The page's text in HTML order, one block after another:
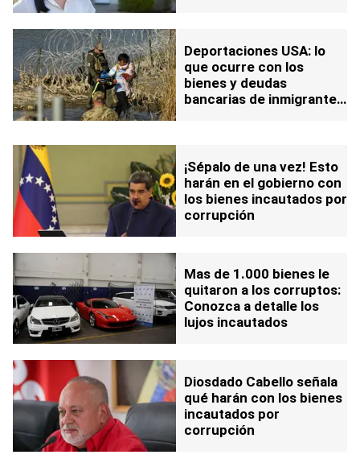
Deportaciones USA: lo
que ocurre con los
bienes y deudas
bancarias de inmigrantes
¡Sépalo de una vez! Esto
harán en el gobierno con
los bienes incautados por
corrupción
Mas de 1.000 bienes le
quitaron a los corruptos:
Conozca a detalle los
lujos incautados
Diosdado Cabello señala
qué harán con los bienes
incautados por
corrupción